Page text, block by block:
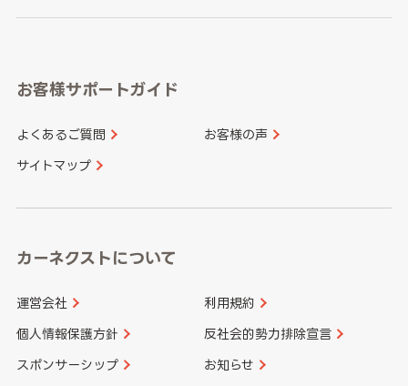
愛知県
和歌山県
山口県
香川県 愛媛県
長崎県
大分県 宮崎県
お客様サポートガイド
よくあるご質問 お客様の声
サイトマップ
カーネクストについて
運営会社 利用規約
個人情報保護方針 反社会的勢力排除宣言
スポンサーシップ お知らせ